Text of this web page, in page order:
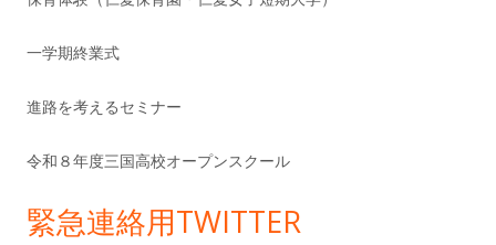
一学期終業式
進路を考えるセミナー
令和８年度三国高校オープンスクール
緊急連絡用TWITTER